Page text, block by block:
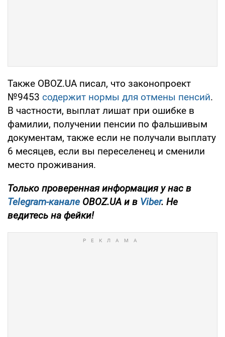
Также OBOZ.UA писал, что законопроект
№9453 содержит нормы для отмены пенсий.
В частности, выплат лишат при ошибке в
фамилии, получении пенсии по фальшивым
документам, также если не получали выплату
6 месяцев, если вы переселенец и сменили
место проживания.
Только проверенная информация у нас в
Telegram-канале OBOZ.UA и в Viber. Не
ведитесь на фейки!